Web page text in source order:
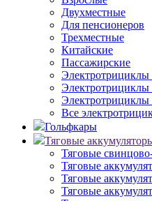
Двухместные
Для пенсионеров
Трехместные
Китайские
Пассажирские
Электротрициклы
Электротрициклы
Электротрициклы
Все
Гольфкары
Тяговые
Тяговые
Тяговые
Тяговые
Тяговые